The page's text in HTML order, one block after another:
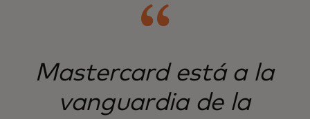
Mastercard está a la
vanguardia de la